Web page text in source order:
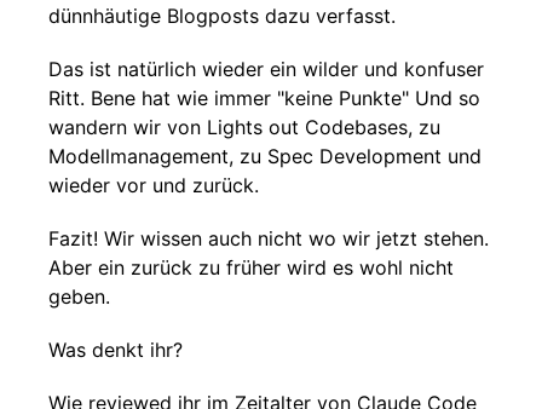
dünnhäutige Blogposts dazu verfasst.
Das ist natürlich wieder ein wilder und konfuser
Ritt. Bene hat wie immer "keine Punkte" Und so
wandern wir von Lights out Codebases, zu
Modellmanagement, zu Spec Development und
wieder vor und zurück.
Fazit! Wir wissen auch nicht wo wir jetzt stehen.
Aber ein zurück zu früher wird es wohl nicht
geben.
Was denkt ihr?
Wie reviewed ihr im Zeitalter von Claude Code